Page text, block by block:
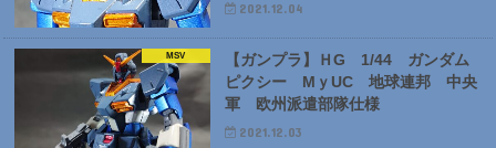
2021.12.04
MSV
【ガンプラ】ＨG 1/44 ガンダム
ピクシー MｙUC 地球連邦 中央
軍 欧州派遣部隊仕様
2021.12.03